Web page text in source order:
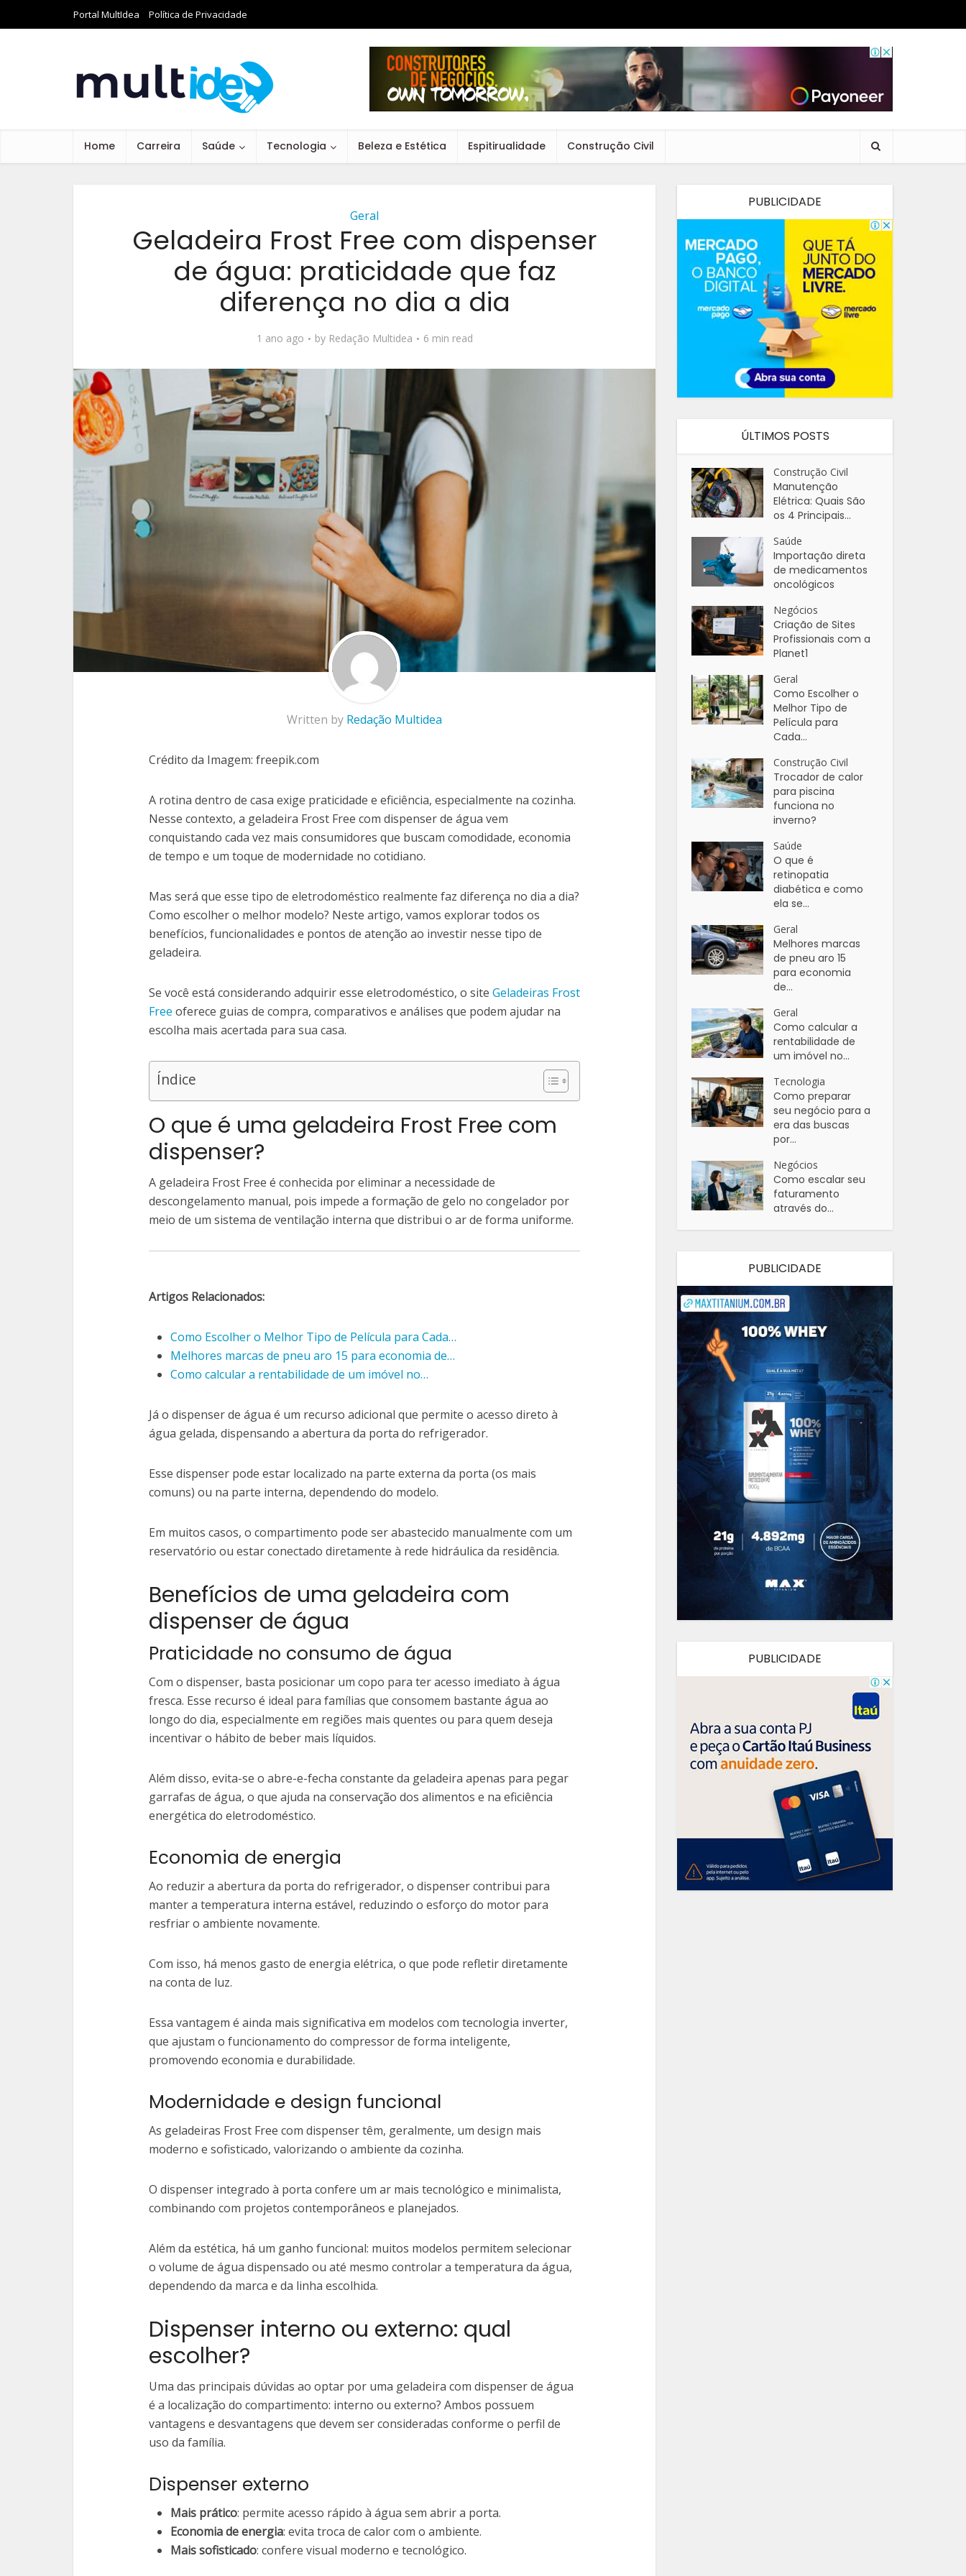
Portal MultIdea Política de Privacidade
Home Carreira Saúde Tecnologia Beleza e Estética Espitirualidade Construção Civil
Geral
Geladeira Frost Free com dispenser
de água: praticidade que faz
diferença no dia a dia
1 ano ago by Redação Multidea 6 min read
Written by Redação Multidea
Crédito da Imagem: freepik.com
A rotina dentro de casa exige praticidade e eficiência, especialmente na cozinha.
Nesse contexto, a geladeira Frost Free com dispenser de água vem
conquistando cada vez mais consumidores que buscam comodidade, economia
de tempo e um toque de modernidade no cotidiano.
Mas será que esse tipo de eletrodoméstico realmente faz diferença no dia a dia?
Como escolher o melhor modelo? Neste artigo, vamos explorar todos os
benefícios, funcionalidades e pontos de atenção ao investir nesse tipo de
geladeira.
Se você está considerando adquirir esse eletrodoméstico, o site Geladeiras Frost
Free oferece guias de compra, comparativos e análises que podem ajudar na
escolha mais acertada para sua casa.
Índice
O que é uma geladeira Frost Free com
dispenser?
A geladeira Frost Free é conhecida por eliminar a necessidade de
descongelamento manual, pois impede a formação de gelo no congelador por
meio de um sistema de ventilação interna que distribui o ar de forma uniforme.
Artigos Relacionados:
Como Escolher o Melhor Tipo de Película para Cada…
Melhores marcas de pneu aro 15 para economia de…
Como calcular a rentabilidade de um imóvel no…
Já o dispenser de água é um recurso adicional que permite o acesso direto à
água gelada, dispensando a abertura da porta do refrigerador.
Esse dispenser pode estar localizado na parte externa da porta (os mais
comuns) ou na parte interna, dependendo do modelo.
Em muitos casos, o compartimento pode ser abastecido manualmente com um
reservatório ou estar conectado diretamente à rede hidráulica da residência.
Benefícios de uma geladeira com
dispenser de água
Praticidade no consumo de água
Com o dispenser, basta posicionar um copo para ter acesso imediato à água
fresca. Esse recurso é ideal para famílias que consomem bastante água ao
longo do dia, especialmente em regiões mais quentes ou para quem deseja
incentivar o hábito de beber mais líquidos.
Além disso, evita-se o abre-e-fecha constante da geladeira apenas para pegar
garrafas de água, o que ajuda na conservação dos alimentos e na eficiência
energética do eletrodoméstico.
Economia de energia
Ao reduzir a abertura da porta do refrigerador, o dispenser contribui para
manter a temperatura interna estável, reduzindo o esforço do motor para
resfriar o ambiente novamente.
Com isso, há menos gasto de energia elétrica, o que pode refletir diretamente
na conta de luz.
Essa vantagem é ainda mais significativa em modelos com tecnologia inverter,
que ajustam o funcionamento do compressor de forma inteligente,
promovendo economia e durabilidade.
Modernidade e design funcional
As geladeiras Frost Free com dispenser têm, geralmente, um design mais
moderno e sofisticado, valorizando o ambiente da cozinha.
O dispenser integrado à porta confere um ar mais tecnológico e minimalista,
combinando com projetos contemporâneos e planejados.
Além da estética, há um ganho funcional: muitos modelos permitem selecionar
o volume de água dispensado ou até mesmo controlar a temperatura da água,
dependendo da marca e da linha escolhida.
Dispenser interno ou externo: qual
escolher?
Uma das principais dúvidas ao optar por uma geladeira com dispenser de água
é a localização do compartimento: interno ou externo? Ambos possuem
vantagens e desvantagens que devem ser consideradas conforme o perfil de
uso da família.
Dispenser externo
Mais prático: permite acesso rápido à água sem abrir a porta.
Economia de energia: evita troca de calor com o ambiente.
Mais sofisticado: confere visual moderno e tecnológico.
PUBLICIDADE
ÚLTIMOS POSTS
Construção Civil
Manutenção
Elétrica: Quais São
os 4 Principais...
Saúde
Importação direta
de medicamentos
oncológicos
Negócios
Criação de Sites
Profissionais com a
Planet1
Geral
Como Escolher o
Melhor Tipo de
Película para
Cada...
Construção Civil
Trocador de calor
para piscina
funciona no
inverno?
Saúde
O que é
retinopatia
diabética e como
ela se...
Geral
Melhores marcas
de pneu aro 15
para economia
de...
Geral
Como calcular a
rentabilidade de
um imóvel no...
Tecnologia
Como preparar
seu negócio para a
era das buscas
por...
Negócios
Como escalar seu
faturamento
através do...
PUBLICIDADE
PUBLICIDADE